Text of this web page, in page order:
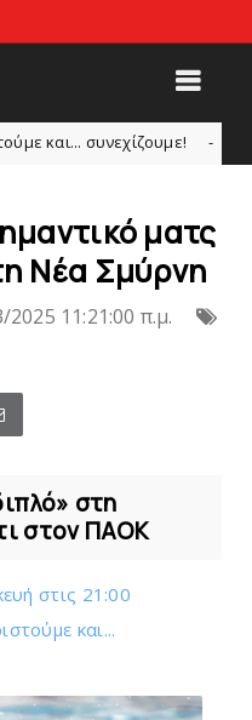
HEADLINES
ματς
Νέα Σμύρνη
2025 11:21:00 π.μ.
στη
στον ΠΑΟΚ
στις 21:00
και...